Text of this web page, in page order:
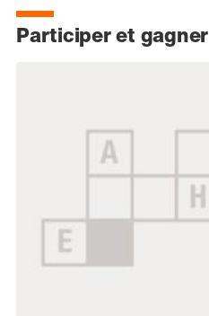
Participer et gagner